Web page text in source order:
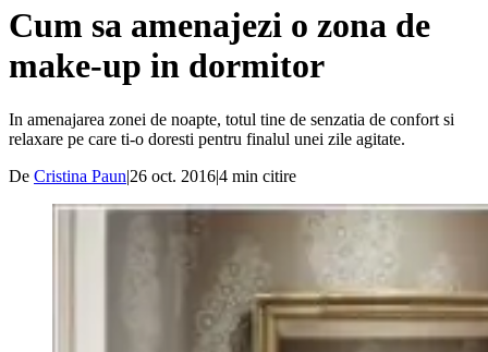
Cum sa amenajezi o zona de
make-up in dormitor
In amenajarea zonei de noapte, totul tine de senzatia de confort si
relaxare pe care ti-o doresti pentru finalul unei zile agitate.
De Cristina Paun|26 oct. 2016|4 min citire